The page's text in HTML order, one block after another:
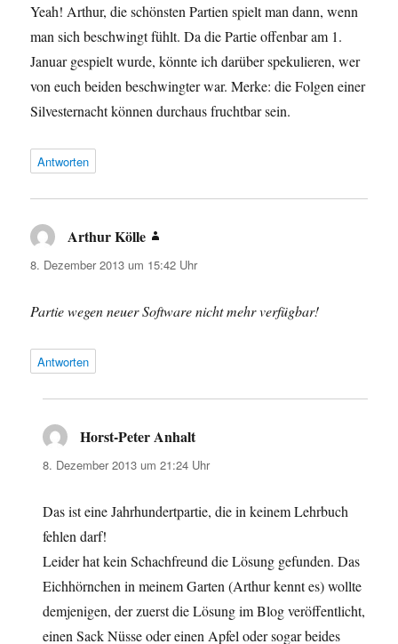
Yeah! Arthur, die schönsten Partien spielt man dann, wenn
man sich beschwingt fühlt. Da die Partie offenbar am 1.
Januar gespielt wurde, könnte ich darüber spekulieren, wer
von euch beiden beschwingter war. Merke: die Folgen einer
Silvesternacht können durchaus fruchtbar sein.
Antworten
Arthur Kölle
8. Dezember 2013 um 15:42 Uhr
Partie wegen neuer Software nicht mehr verfügbar!
Antworten
Horst-Peter Anhaltsagt:
8. Dezember 2013 um 21:24 Uhr
Das ist eine Jahrhundertpartie, die in keinem Lehrbuch
fehlen darf!
Leider hat kein Schachfreund die Lösung gefunden. Das
Eichhörnchen in meinem Garten (Arthur kennt es) wollte
demjenigen, der zuerst die Lösung im Blog veröffentlicht,
einen Sack Nüsse oder einen Apfel oder sogar beides